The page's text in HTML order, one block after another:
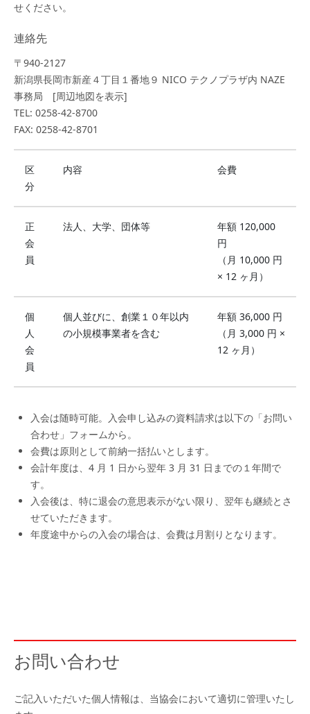
せください。
連絡先
〒940-2127
新潟県長岡市新産４丁目１番地９ NICO テクノプラザ内 NAZE
事務局 [周辺地図を表示]
TEL: 0258-42-8700
FAX: 0258-42-8701
区
分
内容 会費
正
会
員
法人、大学、団体等
年額 120,000
円
（月 10,000 円
× 12 ヶ月）
個
人
会
員
個人並びに、創業１０年以内
の小規模事業者を含む
年額 36,000 円
（月 3,000 円 ×
12 ヶ月）
入会は随時可能。入会申し込みの資料請求は以下の「お問い
合わせ」フォームから。
会費は原則として前納一括払いとします。
会計年度は、4 月 1 日から翌年 3 月 31 日までの１年間で
す。
入会後は、特に退会の意思表示がない限り、翌年も継続とさ
せていただきます。
年度途中からの入会の場合は、会費は月割りとなります。
お問い合わせ
ご記入いただいた個人情報は、当協会において適切に管理いたし